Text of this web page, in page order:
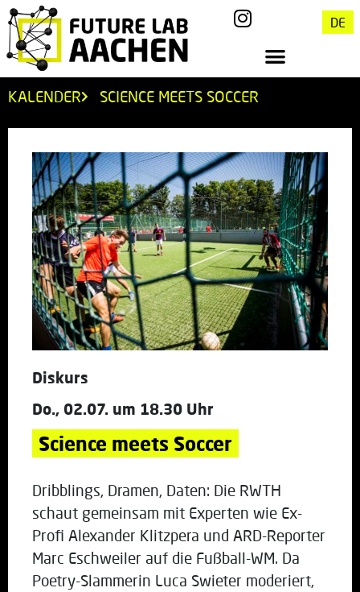
DE
KALENDER SCIENCE MEETS SOCCER
Diskurs
Do., 02.07. um 18.30 Uhr
Science meets Soccer
Dribblings, Dramen, Daten: Die RWTH
schaut gemeinsam mit Experten wie Ex-
Profi Alexander Klitzpera und ARD-Reporter
Marc Eschweiler auf die Fußball-WM. Da
Poetry-Slammerin Luca Swieter moderiert,